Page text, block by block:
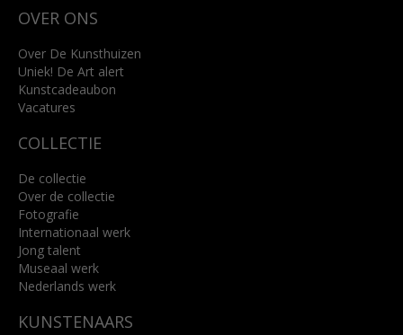
4818 SB Breda
info@kunsthuisbreda.nl
Lees meer
OVER ONS
Over De Kunsthuizen
Uniek! De Art alert
Kunstcadeaubon
Vacatures
COLLECTIE
De collectie
Over de collectie
Fotografie
Internationaal werk
Jong talent
Museaal werk
Nederlands werk
KUNSTENAARS